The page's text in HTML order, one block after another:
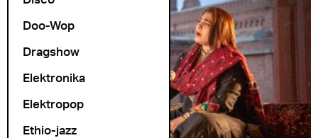
Doo-Wop
Dragshow
Elektronika
Elektropop
Ethio-jazz